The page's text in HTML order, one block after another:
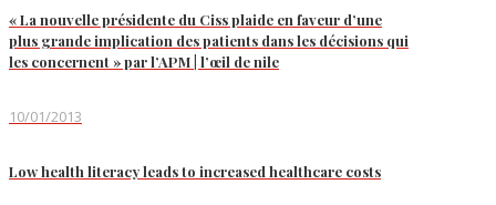
« La nouvelle présidente du Ciss plaide en faveur d’une
plus grande implication des patients dans les décisions qui
les concernent » par l’APM | l’œil de nile
10/01/2013
Low health literacy leads to increased healthcare costs